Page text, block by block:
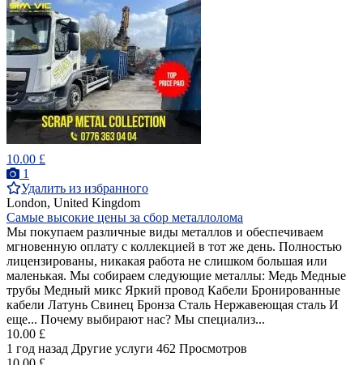
10.00 £
1
Удалить из избранного
London, United Kingdom
Самые высокие цены за сбор металлолома
Мы покупаем различные виды металлов и обеспечиваем
мгновенную оплату с коллекцией в тот же день. Полностью
лицензированы, никакая работа не слишком большая или
маленькая. Мы собираем следующие металлы: Медь Медные
трубы Медный микс Яркий провод Кабели Бронированные
кабели Латунь Свинец Бронза Сталь Нержавеющая сталь И
еще... Почему выбирают нас? Мы специализ...
10.00 £
1 год назад Другие услуги 462 Просмотров